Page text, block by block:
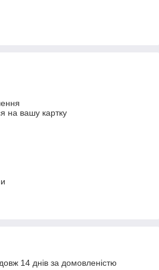
на вашу картку
14 днів за домовленістю